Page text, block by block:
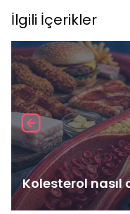
İlgili İçerikler
Kolesterol nasıl